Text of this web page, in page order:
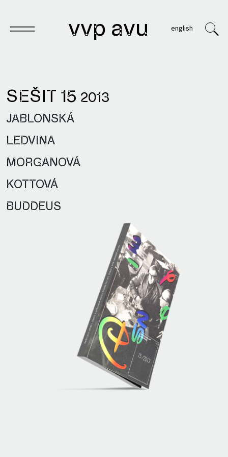
vvp avu english
Sešit
Archivy
VVP
SEŠIT 15 2013
JABLONSKÁ
LEDVINA
MORGANOVÁ
KOTTOVÁ
BUDDEUS